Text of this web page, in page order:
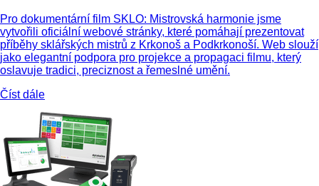
Pro dokumentární film SKLO: Mistrovská harmonie jsme
vytvořili oficiální webové stránky, které pomáhají prezentovat
příběhy sklářských mistrů z Krkonoš a Podkrkonoší. Web slouží
jako elegantní podpora pro projekce a propagaci filmu, který
oslavuje tradici, preciznost a řemeslné umění.
Číst dále